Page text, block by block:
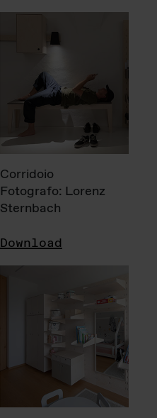
Corridoio
Fotografo: Lorenz
Sternbach
Download